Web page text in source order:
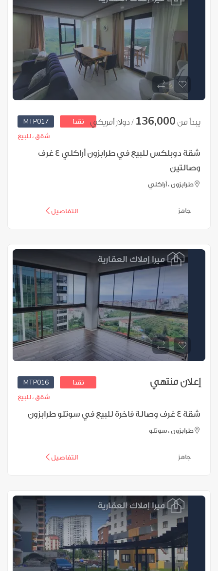
MTP017 نقدا يبدأ من 136,000 / دولار أمريكي
شقق ،للبيع
شقة دوبلكس للبيع في طرابزون أراكلي 4 غرف
وصالتين
طرابزون ، أراكلي
التفاصيل
MTP016 نقدا إعلان منتهي
شقق ،للبيع
شقة 4 غرف وصالة فاخرة للبيع في سوتلو طرابزون
طرابزون ، سوتلو
التفاصيل